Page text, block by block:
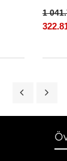
1